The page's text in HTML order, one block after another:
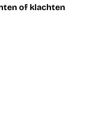
of klachten